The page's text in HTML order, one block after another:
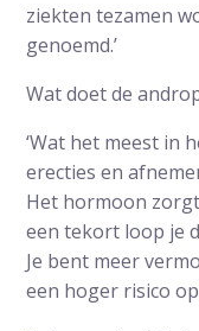
ziekten tezamen
genoemd.’
Wat doet de
‘Wat het meest in
erecties en
Het hormoon
een tekort loop je
Je bent meer
een hoger risico